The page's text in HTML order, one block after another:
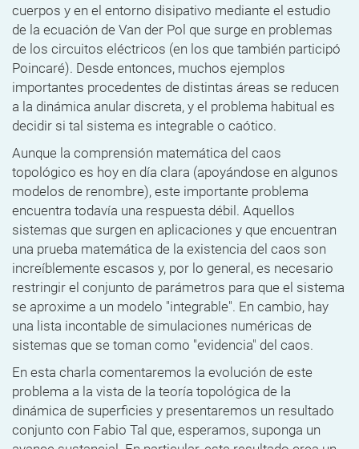
cuerpos y en el entorno disipativo mediante el estudio
de la ecuación de Van der Pol que surge en problemas
de los circuitos eléctricos (en los que también participó
Poincaré). Desde entonces, muchos ejemplos
importantes procedentes de distintas áreas se reducen
a la dinámica anular discreta, y el problema habitual es
decidir si tal sistema es integrable o caótico.
Aunque la comprensión matemática del caos
topológico es hoy en día clara (apoyándose en algunos
modelos de renombre), este importante problema
encuentra todavía una respuesta débil. Aquellos
sistemas que surgen en aplicaciones y que encuentran
una prueba matemática de la existencia del caos son
increíblemente escasos y, por lo general, es necesario
restringir el conjunto de parámetros para que el sistema
se aproxime a un modelo "integrable". En cambio, hay
una lista incontable de simulaciones numéricas de
sistemas que se toman como "evidencia" del caos.
En esta charla comentaremos la evolución de este
problema a la vista de la teoría topológica de la
dinámica de superficies y presentaremos un resultado
conjunto con Fabio Tal que, esperamos, suponga un